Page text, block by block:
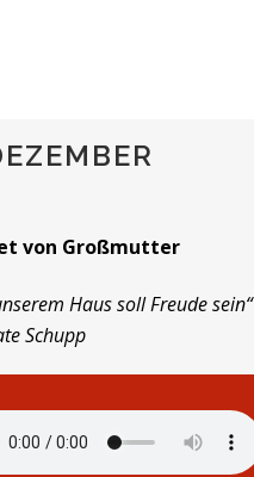
von Großmutter
Haus soll Freude sein“
Schupp